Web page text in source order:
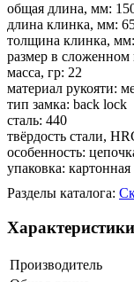
общая длина, мм:
длина клинка, мм:
толщина клинка,
размер в сложенном
масса, гр: 22
материал рукояти:
тип замка: back lock
сталь: 440
твёрдость стали,
особенность:
упаковка: картонная
Разделы каталога:
Характеристики
Производитель